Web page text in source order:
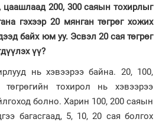
цаашлаад 200, 300 саяын тохирлыг
гэхээр 20 мянган төгрөг хожих
байх юм уу. Эсвэл 20 сая төгрөг
үү?
нь хэвээрээ байна. 20, 100,
тохирол нь хэвээрээ
болно. Харин 100, 200 саяын
багасгаад, 5, 10, 20 сая болгох